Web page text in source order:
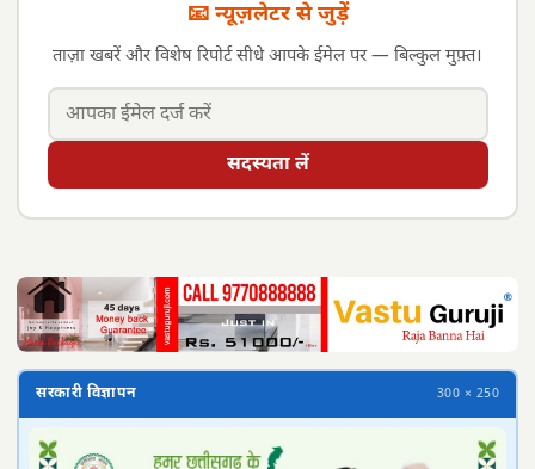
📧 न्यूज़लेटर से जुड़ें
ताज़ा खबरें और विशेष रिपोर्ट सीधे आपके ईमेल पर — बिल्कुल मुफ़्त।
सदस्यता लें
सरकारी विज्ञापन 300 × 250